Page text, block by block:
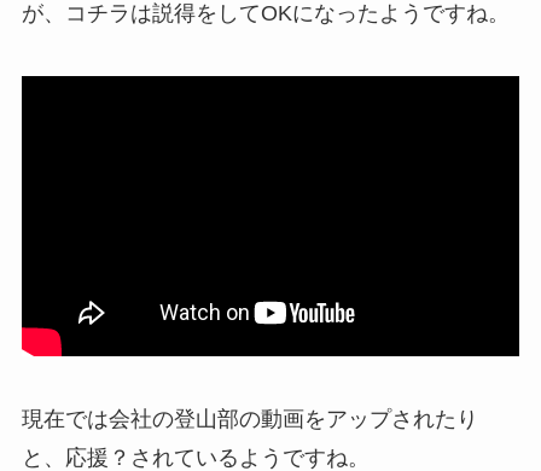
が、コチラは説得をしてOKになったようですね。
現在では会社の登山部の動画をアップされたり
と、応援？されているようですね。